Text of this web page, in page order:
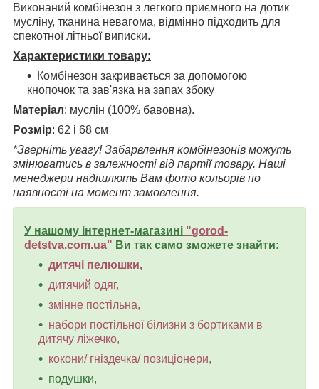
Виконаний комбінезон з легкого приємного на дотик
мусліну, тканина невагома, відмінно підходить для
спекотної літньої виписки.
Характеристики товару:
Комбінезон закривається за допомогою
кнопочок та зав'язка на запах збоку
Матеріал: муслін (100% бавовна).
Розмір: 62 і 68 см
*Зверніть увагу! Забарвлення комбінезонів можуть
змінюватись в залежності від партії товару. Наші
менеджери надішлють Вам фото кольорів по
наявності на момент замовлення.
У нашому інтернет-магазині "gorod-
detstva.com.ua" Ви так само зможете знайти:
дитячі пелюшки,
дитячий одяг,
змінне постільна,
набори постільної білизни з бортиками в
дитячу ліжечко,
кокони/ гніздечка/ позиціонери,
подушки,